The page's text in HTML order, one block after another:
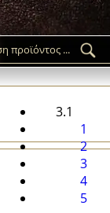
3.1
1
2
3
4
5